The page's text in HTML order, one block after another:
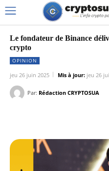
Le fondateur de Binance
crypto
OPINION
jeu 26 juin 2025 Mis à jour: jeu 26
Par: Rédaction CRYPTOSUA